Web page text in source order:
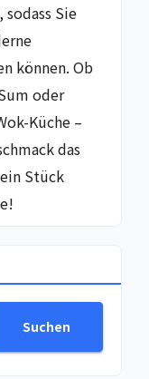
Sie
können. Ob
oder
Küche –
das
Stück
Suchen